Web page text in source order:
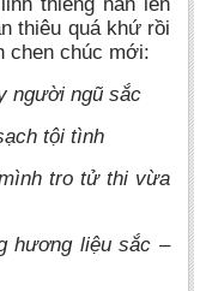
thiêu quá khứ rồi
chen chúc mới:
người ngũ sắc
tội tình
tro tử thi vừa
hương liệu sắc –